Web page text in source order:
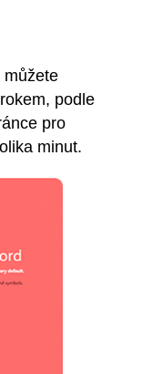
můžete
podle
pro
minut.